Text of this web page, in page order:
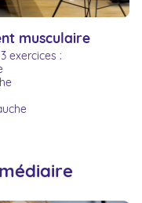
musculaire
exercices :